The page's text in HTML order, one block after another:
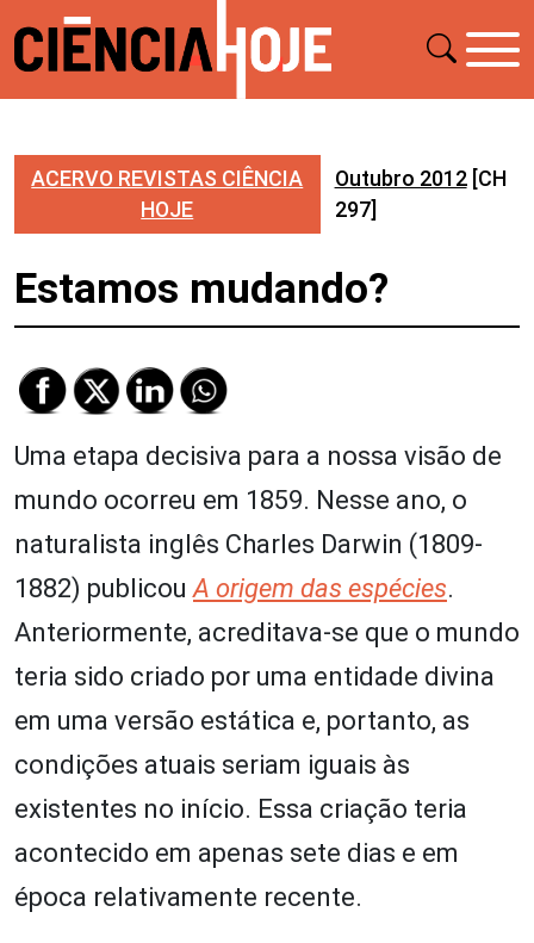
ACERVO REVISTAS CIÊNCIA
HOJE
Outubro 2012[CH
297]
Estamos mudando?
Uma etapa decisiva para a nossa visão de
mundo ocorreu em 1859. Nesse ano, o
naturalista inglês Charles Darwin (1809-
1882) publicou A origem das espécies.
Anteriormente, acreditava-se que o mundo
teria sido criado por uma entidade divina
em uma versão estática e, portanto, as
condições atuais seriam iguais às
existentes no início. Essa criação teria
acontecido em apenas sete dias e em
época relativamente recente.